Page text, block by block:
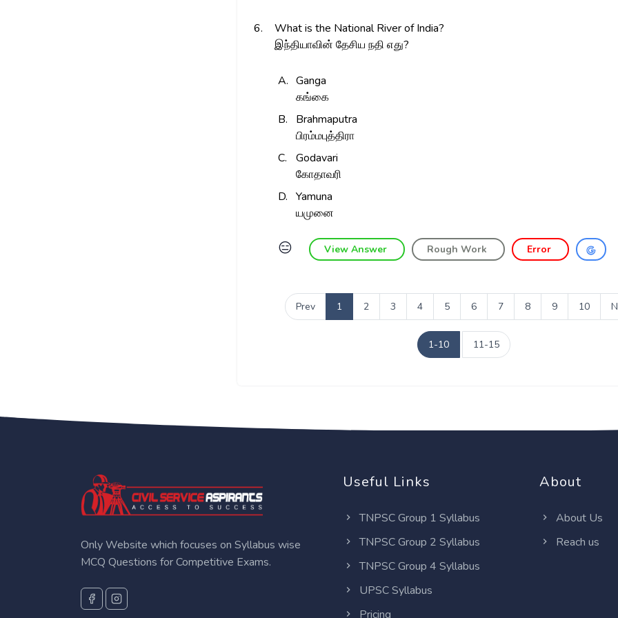
6.
What is the National River of India?
இந்தியாவின் தேசிய நதி எது?
A. Ganga
கங்கை
B.
Brahmaputra
பிரம்மபுத்திரா
C.
Godavari
கோதாவரி
D.
Yamuna
யமுனை
😑 View Answer Rough Work Error
Prev 1 2 3 4 5 6 7 8 9 10
1-10 11-15
Only Website which focuses on Syllabus wise
MCQ Questions for Competitive Exams.
Useful Links
TNPSC Group 1 Syllabus
TNPSC Group 2 Syllabus
TNPSC Group 4 Syllabus
UPSC Syllabus
Pricing
About
About Us
Reach us